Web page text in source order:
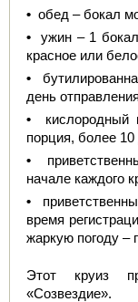
• обед – бокал
• ужин – 1 бокал
красное или
•
день отправления
• кислородный
порция, более
•
начале каждого
•
время
жаркую погоду –
Этот круиз
«Созвездие».